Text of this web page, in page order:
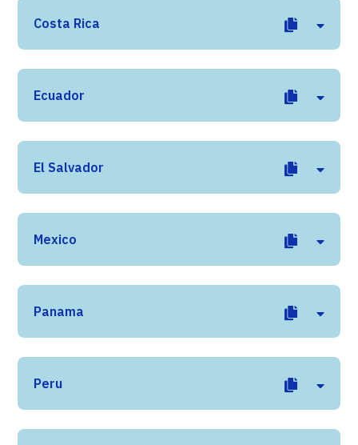
Costa Rica
Ecuador
El Salvador
Mexico
Panama
Peru